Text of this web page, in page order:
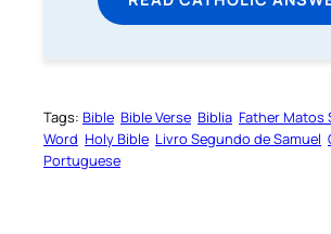
Tags: Bible Bible Verse Biblia Father Matos
Word Holy Bible Livro Segundo de Samuel
Portuguese